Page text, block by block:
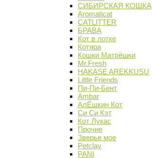
СИБИРСКАЯ КОШКА
Aromaticat
CATLITTER
БРАВА
Кот в лотке
Котяра
Кошки Матрёшки
Mr.Fresh
HAKASE AREKKUSU
Little Friends
Пи-Пи-Бент
Ambar
АлЁшкин Кот
Си Си Кэт
Кот Лукас
Прочие
Зверье мое
Petclay
PANI